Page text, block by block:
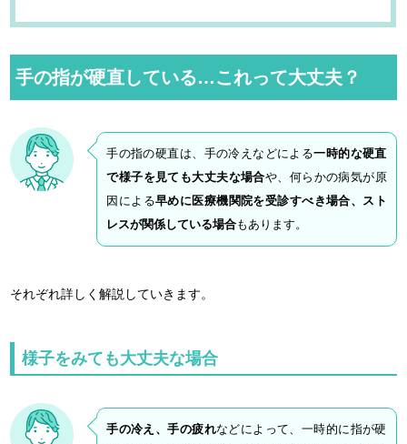
手の指が硬直している…これって大丈夫？
手の指の硬直は、手の冷えなどによる一時的な硬直
で様子を見ても大丈夫な場合や、何らかの病気が原
因による早めに医療機関院を受診すべき場合、スト
レスが関係している場合もあります。
それぞれ詳しく解説していきます。
様子をみても大丈夫な場合
手の冷え、手の疲れなどによって、一時的に指が硬